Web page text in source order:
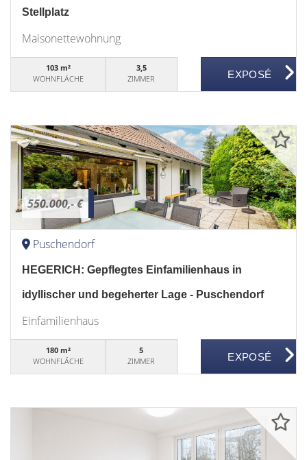
Stellplatz
Maisonettewohnung
103 m²
WOHNFLÄCHE
3,5
ZIMMER
550.000,- €
Puschendorf
HEGERICH: Gepflegtes Einfamilienhaus in
idyllischer und begeherter Lage - Puschendorf
Einfamilienhaus
180 m²
WOHNFLÄCHE
5
ZIMMER